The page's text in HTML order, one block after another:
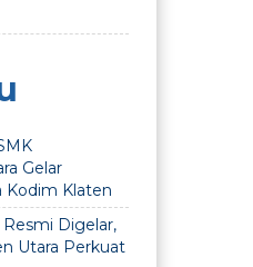
Gelar
Kodim Klaten
Digelar,
Utara Perkuat